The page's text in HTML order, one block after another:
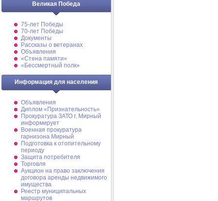
Великая Победа
75-лет Победы
70-лет Победы
Документы
Рассказы о ветеранах
Объявления
«Стена памяти»
«Бессмертный полк»
Информация для населения
Объявления
Диплом «Признательность»
Прокуратура ЗАТО г. Мирный
информирует
Военная прокуратура
гарнизона Мирный
Подготовка к отопительному
периоду
Защита потребителя
Торговля
Аукцион на право заключения
договора аренды недвижимого
имущества
Реестр муниципальных
маршрутов